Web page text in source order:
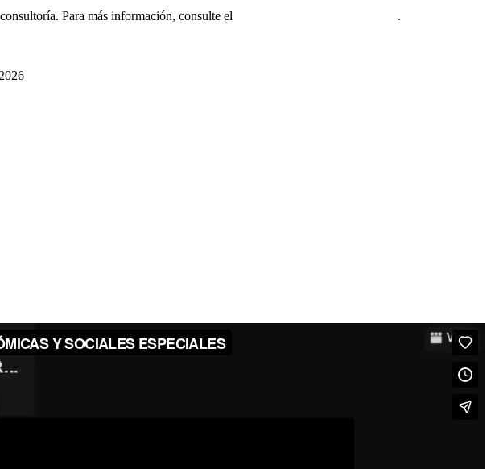
Para más información, consulte el .